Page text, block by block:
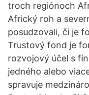
troch regiónoch
Africký roh a
posudzovali, či je
Trustový fond je
rozvojový účel s
jedného alebo
spravuje